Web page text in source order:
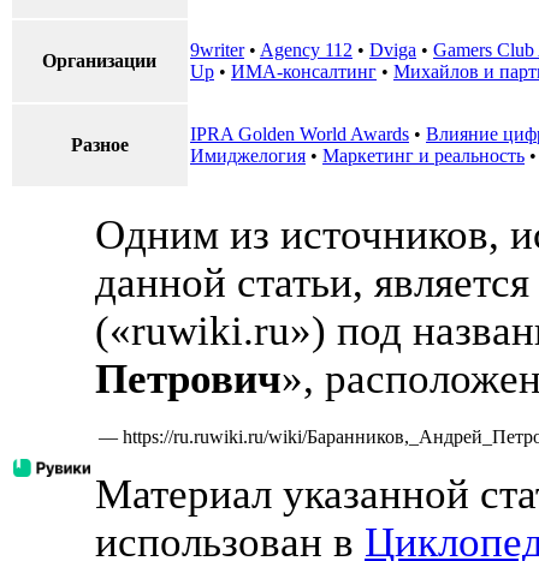
Организации
9writer• Agency 112 • Dviga • Gamers
Up • ИМА-консалтинг • Михайлов и
Разное
IPRA Golden World Awards • Влияние
Имиджелогия • Маркетинг и реальность
Одним из источников,
данной статьи,
(«ruwiki.ru») под
Петрович»,
— https://ru.ruwiki.ru/wiki/
Материал указанной
использован в